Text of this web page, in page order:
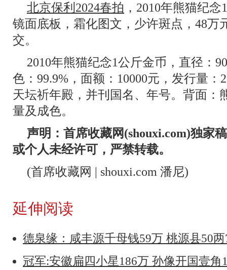
北京保利2024春拍 ，2010年熊猫纪
镜面底板，霜化图文，少许斑点，48万
交。
2010年熊猫纪念1公斤金币，直径：
色：99.9%，面额：10000元，发行量
天坛祈年殿，并刊国名、年号。背面：
量及成色。
声明：首席收藏网(shouxi.com)独家
或个人未经许可，严禁转载。
(首席收藏网 | shouxi.com 潘尼)
延伸阅读
德泉缘：咸丰源千母钱59万 桃源县50
冠军:安徽扁四小星186万 孙像开国壹角